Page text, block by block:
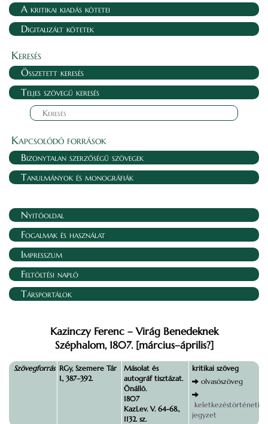
A kritikai kiadás kötetei
Digitalizált kötetek
Keresés
Összetett keresés
Teljes szövegű keresés
Kapcsolódó források
Bizonytalan szerzőségű szövegek
Tanulmányok és monográfiák
Nyitóoldal
Fogalmak és használat
Impresszum
Feltöltési napló
Társportálok
Kazinczy Ferenc – Virág Benedeknek
Széphalom, 1807. [március–április?]
Szövegforrás RGy, Szemere Tár
I., 387–392.
Másolat és
autográf tisztázat.
Önálló.
1807
KazLev. V. 64-68.,
1132. sz.
kritikai szöveg
olvasószöveg
keletkezéstörténeti
jegyzet